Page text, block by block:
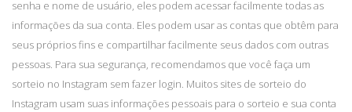
senha e nome de usuário, eles podem acessar facilmente todas as
informações da sua conta. Eles podem usar as contas que obtêm para
seus próprios fins e compartilhar facilmente seus dados com outras
pessoas. Para sua segurança, recomendamos que você faça um
sorteio no Instagram sem fazer login. Muitos sites de sorteio do
Instagram usam suas informações pessoais para o sorteio e sua conta